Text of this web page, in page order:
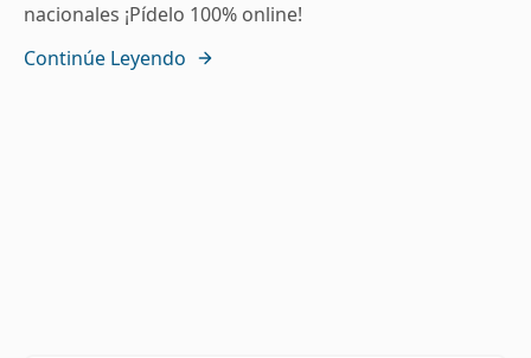
nacionales ¡Pídelo 100% online!
Continúe Leyendo